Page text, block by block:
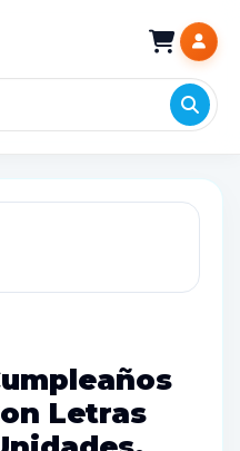
Letras